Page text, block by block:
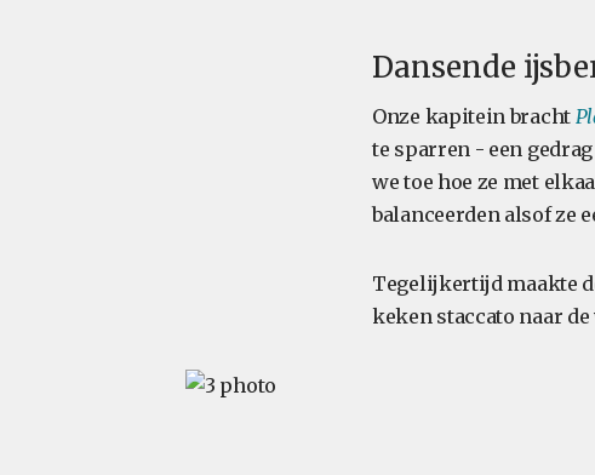
Dansende
Onze kapitein bracht
te sparren - een
we toe hoe ze met
balanceerden alsof ze
Tegelijkertijd maakte
keken staccato naar